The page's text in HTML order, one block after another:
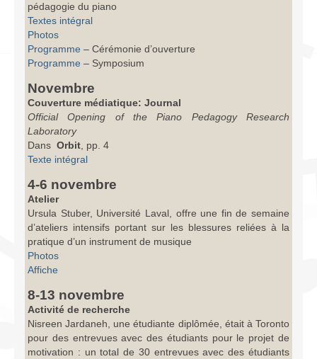
pédagogie du piano
Textes intégral
Photos
Programme – Cérémonie d’ouverture
Programme – Symposium
Novembre
Couverture médiatique: Journal
Official Opening of the Piano Pedagogy Research
Laboratory
Dans Orbit, pp. 4
Texte intégral
4-6 novembre
Atelier
Ursula Stuber, Université Laval, offre une fin de semaine
d’ateliers intensifs portant sur les blessures reliées à la
pratique d’un instrument de musique
Photos
Affiche
8-13 novembre
Activité de recherche
Nisreen Jardaneh, une étudiante diplômée, était à Toronto
pour des entrevues avec des étudiants pour le projet de
motivation : un total de 30 entrevues avec des étudiants